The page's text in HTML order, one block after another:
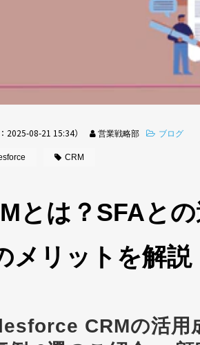
2025-08-21 15:34） 営業戦略部 ブログ
CRM
とは？SFAと
メリットを解説
CRMの活用